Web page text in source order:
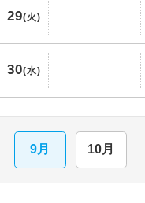
29(火)
30(水)
9月 10月